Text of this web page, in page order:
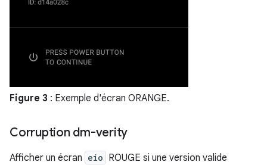
Figure 3 : Exemple d'écran ORANGE.
Corruption dm-verity
Afficher un écran eio ROUGE si une version valide